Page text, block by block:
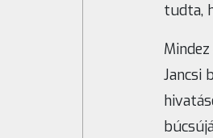
tudta,
Jancsi